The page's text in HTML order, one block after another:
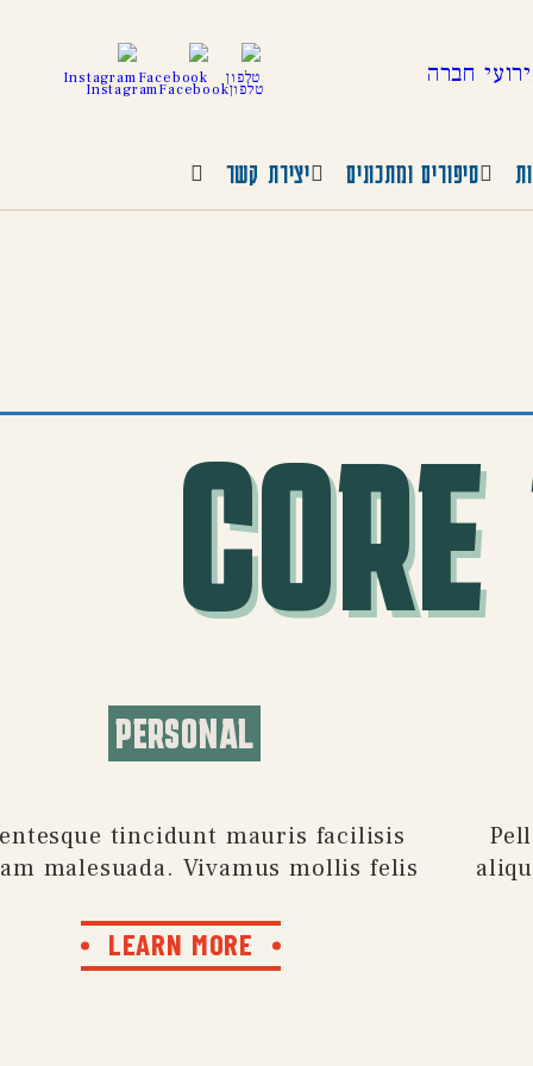
טלפוןFacebook
Instagram
סיפורים ומתכונים יצירת קשר
PERSONAL
tincidunt mauris facilisis
malesuada. Vivamus mollis felis
LEARN MORE